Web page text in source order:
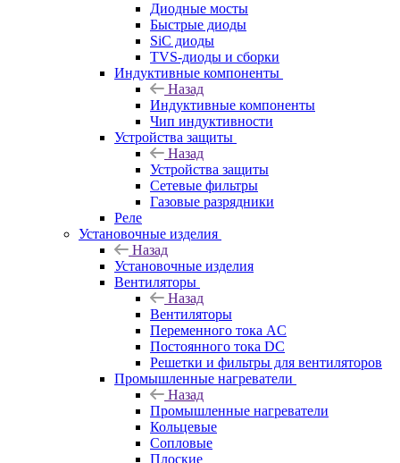
Диодные мосты
Быстрые диоды
SiC диоды
TVS-диоды и сборки
Индуктивные компоненты
Назад
Индуктивные компоненты
Чип индуктивности
Устройства защиты
Назад
Устройства защиты
Сетевые фильтры
Газовые разрядники
Реле
Установочные изделия
Назад
Установочные изделия
Вентиляторы
Назад
Вентиляторы
Переменного тока AC
Постоянного тока DC
Решетки и фильтры для вентиляторов
Промышленные нагреватели
Назад
Промышленные нагреватели
Кольцевые
Сопловые
Плоские